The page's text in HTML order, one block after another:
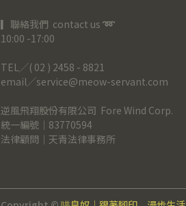
▎聯絡我們  contact us ➿
10:00 -17:00
TEL╱( 02 ) 2458 - 8821
email╱service@meow-servant.com
逆風飛翔股份有限公司  Fore Wind Corp.
統一編號｜83770594
法律顧問｜天青法律事務所